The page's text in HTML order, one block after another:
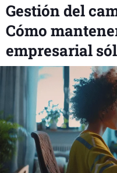
Gestión del
Cómo
empresarial